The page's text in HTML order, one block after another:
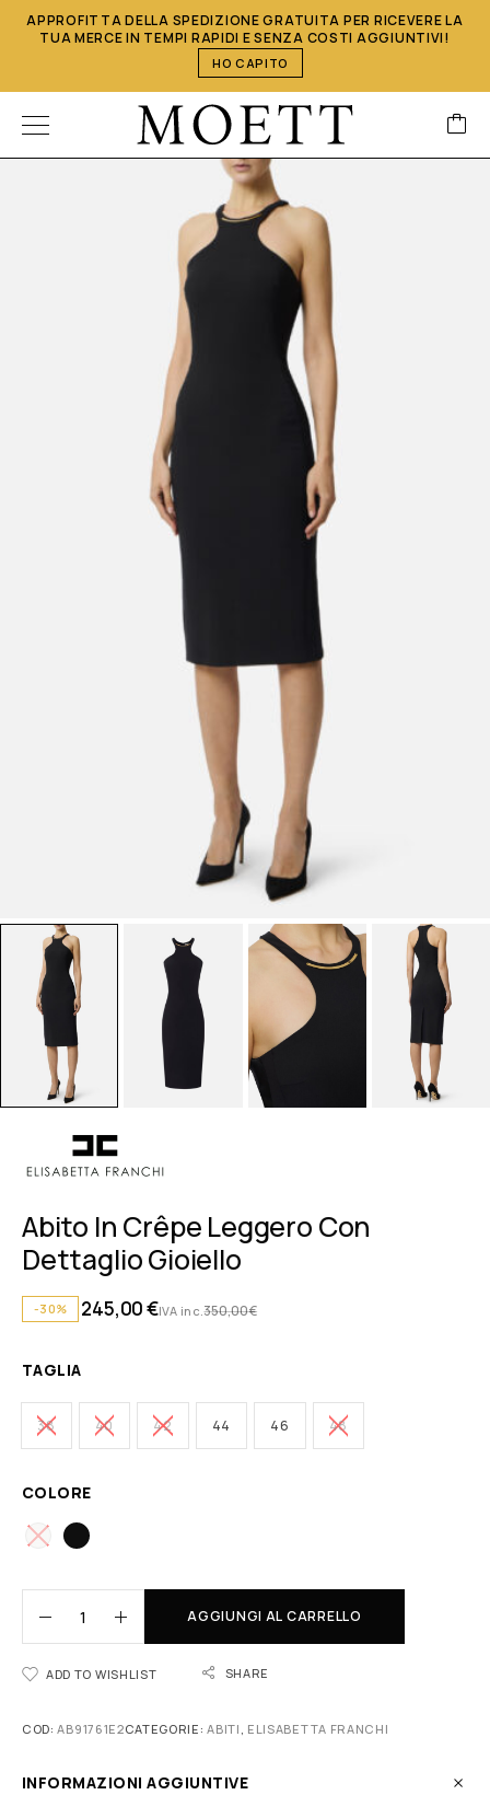
APPROFITTA DELLA SPEDIZIONE GRATUITA PER RICEVERE LA
TUA MERCE IN TEMPI RAPIDI E SENZA COSTI AGGIUNTIVI!
HO CAPITO
Abito In Crêpe Leggero Con
Dettaglio Gioiello
-30% 350,00€
245,00€IVA inc.
TAGLIA
38 40 42 44 46 48
COLORE
AGGIUNGI AL CARRELLO
ADD TO WISHLIST SHARE
COD:AB91761E2CATEGORIE:ABITI , ELISABETTA FRANCHI
INFORMAZIONI AGGIUNTIVE